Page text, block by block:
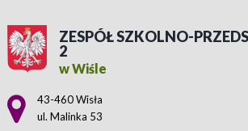
ZESPÓŁ SZKOLNO-
2
w Wiśle
Adres pocztowy:
43-460 Wisła
ul. Malinka 53